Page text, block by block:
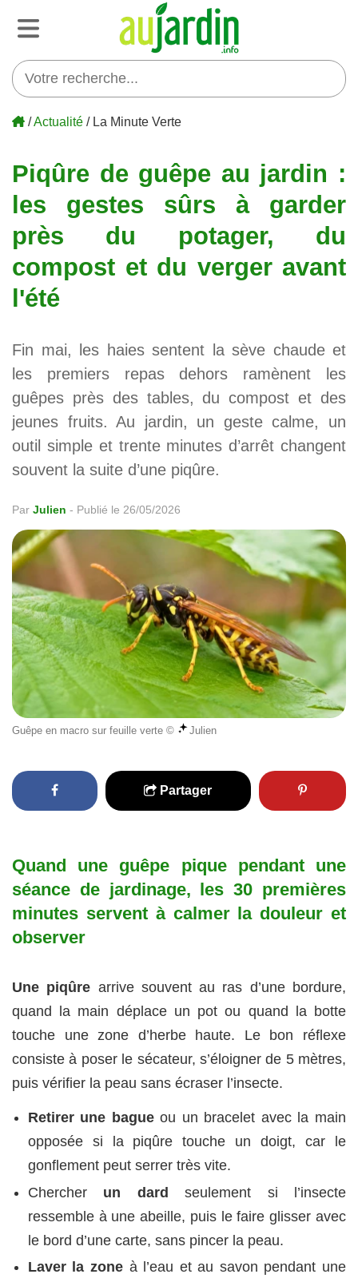
/Actualité / La Minute Verte
Piqûre de guêpe au jardin :
les gestes sûrs à garder
près du potager, du
compost et du verger avant
l'été
Fin mai, les haies sentent la sève chaude et
les premiers repas dehors ramènent les
guêpes près des tables, du compost et des
jeunes fruits. Au jardin, un geste calme, un
outil simple et trente minutes d’arrêt changent
souvent la suite d’une piqûre.
Par Julien - Publié le 26/05/2026
Guêpe en macro sur feuille verte © Julien
Partager
Quand une guêpe pique pendant une
séance de jardinage, les 30 premières
minutes servent à calmer la douleur et
observer
Une piqûre arrive souvent au ras d’une bordure,
quand la main déplace un pot ou quand la botte
touche une zone d’herbe haute. Le bon réflexe
consiste à poser le sécateur, s’éloigner de 5 mètres,
puis vérifier la peau sans écraser l’insecte.
Retirer une bagueou un bracelet avec la main
opposée si la piqûre touche un doigt, car le
gonflement peut serrer très vite.
Chercher un dard seulement si l’insecte
ressemble à une abeille, puis le faire glisser avec
le bord d’une carte, sans pincer la peau.
Laver la zoneà l’eau et au savon pendant une